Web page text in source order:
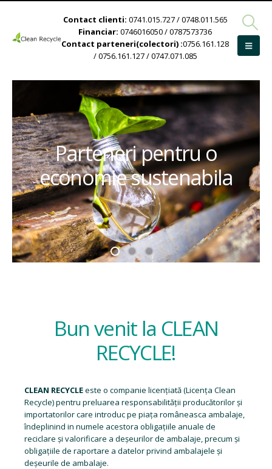
Contact clienti: 0741.015.727 / 0748.011.565
Financiar: 0746016050 / 0787573736
Contact parteneri(colectori) :0756.161.128
/ 0756.161.127 / 0747.071.085
Parteneri pentru o
economie sustenabila
Bun venit la CLEAN
RECYCLE!
CLEAN RECYCLEeste o companie licențiată (Licența Clean
Recycle) pentru preluarea responsabilității producătorilor și
importatorilor care introduc pe piața româneasca ambalaje,
îndeplinind in numele acestora obligațiile anuale de
reciclare și valorificare a deșeurilor de ambalaje, precum și
obligațiile de raportare a datelor privind ambalajele și
deșeurile de ambalaje.